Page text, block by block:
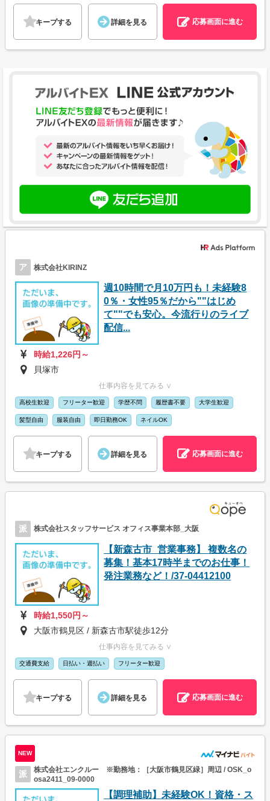
キープする 詳細を見る 応募画面に進む
ア 株式会社KIRINZ
週10時間で月10万円も！未経験8
0％・女性95％だから""はじめ
て""でも安心。今流行りのライブ
配信...
時給1,226円～
貝塚市
仕事内容を見てみる ∨
高校生歓迎 フリーター歓迎 学歴不問 履歴書不要 大学生歓迎
髪型自由 服装自由 即日勤務OK ネイルOK
キープする 詳細を見る 応募画面に進む
派 株式会社スタッフサービス オフィス事業本部_大阪
【新森古市_営業事務】 複数名の
募集！基本17時半までのお仕事！
発注業務など！/37-04412100
時給1,550円～
大阪市鶴見区 / 新森古市駅徒歩12分
仕事内容を見てみる ∨
交通費支給 日払い・週払い フリーター歓迎
キープする 詳細を見る 応募画面に進む
NEW
派
株式会社エンクルー ※勤務地：［大阪市鶴見区緑］周辺 / OSK_o
osa2411_09-0000
【調理補助】未経験OK！資格・ス